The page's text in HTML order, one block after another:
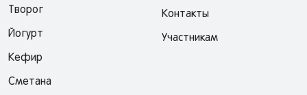
Творог
Йогурт
Кефир
Сметана
Контакты
Участникам